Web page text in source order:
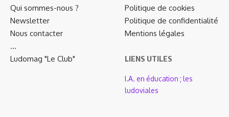
Qui sommes-nous ?
Newsletter
Nous contacter
…
Ludomag "Le Club"
Politique de cookies
Politique de confidentialité
Mentions légales
LIENS UTILES
I.A. en éducation ; les
ludoviales